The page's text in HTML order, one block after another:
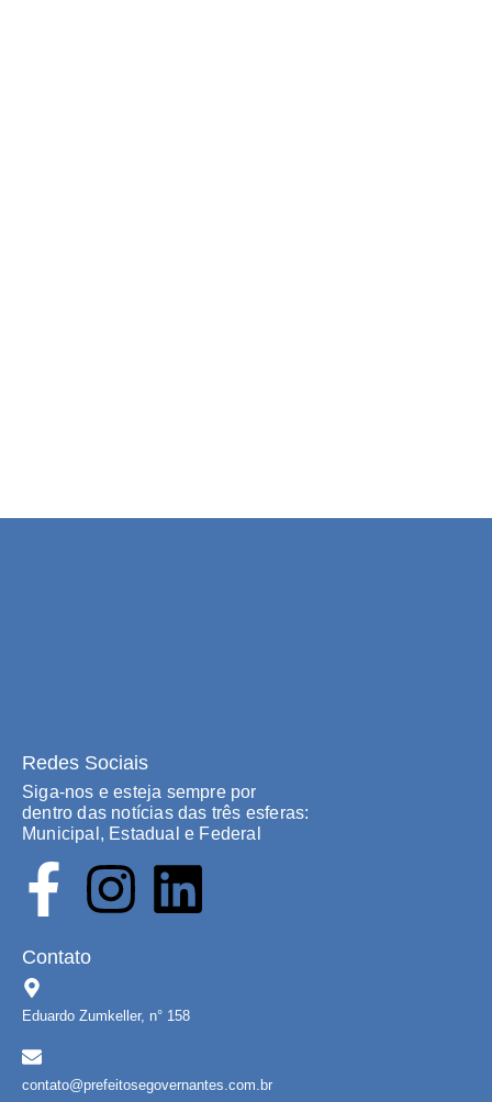
Redes Sociais
Siga-nos e esteja sempre por
dentro das notícias das três esferas:
Municipal, Estadual e Federal
Contato
Eduardo Zumkeller, n° 158
contato@prefeitosegovernantes.com.br